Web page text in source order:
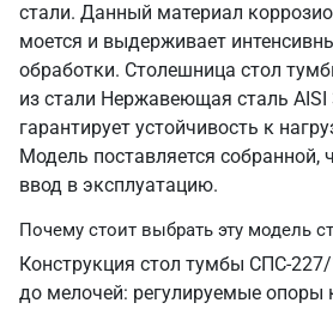
стали. Данный материал
моется и выдерживает
обработки. Столешница стол
из стали Нержавеющая сталь AISI
гарантирует устойчивость к
Модель поставляется собранной,
ввод в эксплуатацию.
Почему стоит выбрать эту модель
Конструкция стол тумбы СПС-
до мелочей: регулируемые опоры